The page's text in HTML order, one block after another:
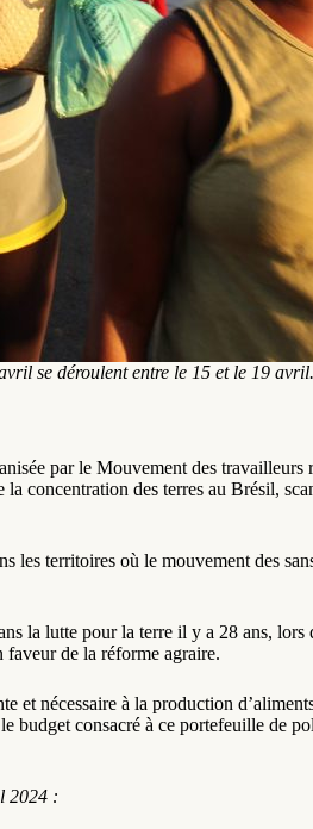
se déroulent entre le 15 et le 19 avril.
par le Mouvement des
concentration des terres au Brésil,
les territoires où le mouvement des
la lutte pour la terre il y a 28 ans,
faveur de la réforme agraire.
et nécessaire à la production
consacré à ce portefeuille de
2024 :